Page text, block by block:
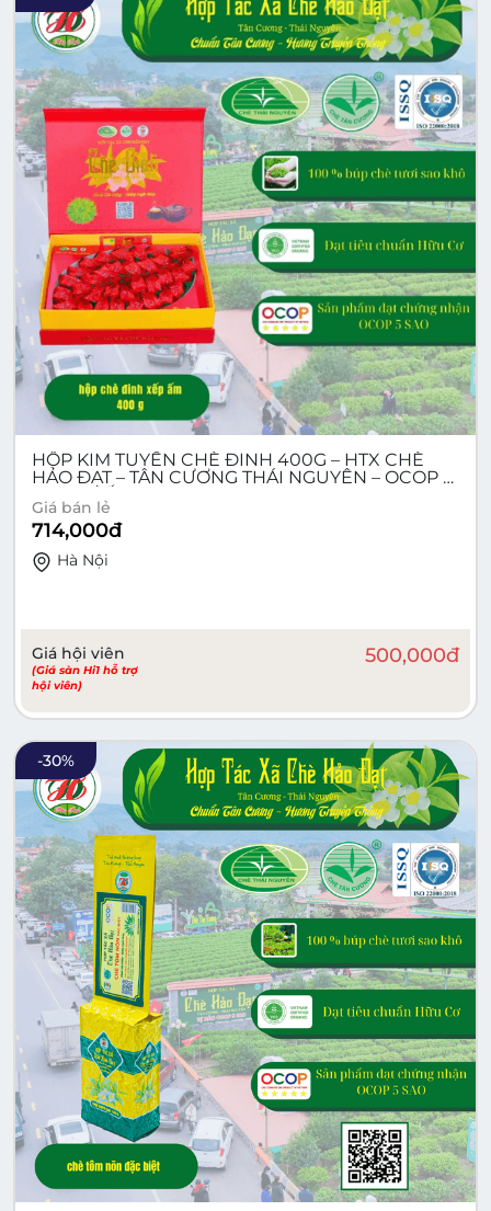
HỘP KIM TUYẾN CHÈ ĐINH 400G – HTX CHÈ
HẢO ĐẠT – TÂN CƯƠNG THÁI NGUYÊN – OCOP 5
Giá bán lẻ
714,000đ
Hà Nội
Giá hội viên
(Giá sàn Hi1 hỗ trợ
hội viên)
500,000đ
-30%